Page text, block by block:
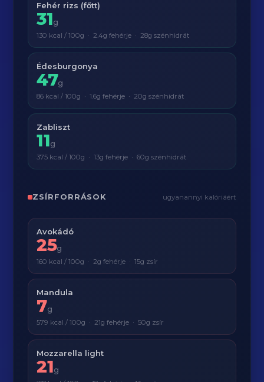
Fehér rizs (főtt)
31g
130 kcal / 100g · 2.4g fehérje · 28g szénhidrát
Édesburgonya
47g
86 kcal / 100g · 1.6g fehérje · 20g szénhidrát
Zabliszt
11g
375 kcal / 100g · 13g fehérje · 60g szénhidrát
ZSÍRFORRÁSOK ugyanannyi kalóriáért
Avokádó
25g
160 kcal / 100g · 2g fehérje · 15g zsír
Mandula
7g
579 kcal / 100g · 21g fehérje · 50g zsír
Mozzarella light
21g